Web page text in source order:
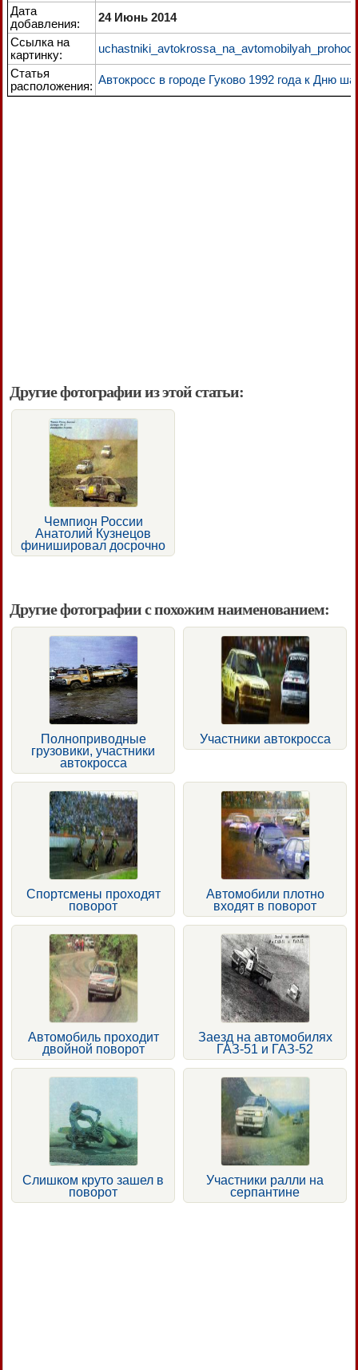
Дата
добавления:
24 Июнь 2014
Ссылка на
картинку:
Статья
расположения: Автокросс в городе Гуково 1992 года к Дню
Другие фотографии из этой статьи:
Чемпион России
Анатолий Кузнецов
финишировал досрочно
Другие фотографии с похожим наименованием:
Полноприводные
грузовики, участники
автокросса
Участники автокросса
Спортсмены проходят
поворот
Автомобили плотно
входят в поворот
Автомобиль проходит
двойной поворот
Заезд на автомобилях
ГАЗ-51 и ГАЗ-52
Слишком круто зашел в
поворот
Участники ралли на
серпантине